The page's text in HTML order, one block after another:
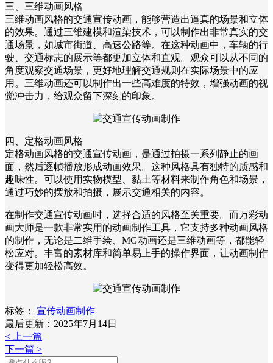
三、三维动画风格
三维动画风格的交通宣传动画，能够营造出逼真的场景和立体
的效果。通过三维建模和渲染技术，可以制作出非常真实的交
通场景，如城市街道、高速公路等。在这种动画中，车辆的行
驶、交通标志的展示等都更加立体和直观。观众可以从不同的
角度观察交通场景，更好地理解交通规则在实际场景中的应
用。三维动画还可以制作出一些高难度的特效，增强动画的视
觉冲击力，给观众留下深刻的印象。
四、定格动画风格
定格动画风格的交通宣传动画，是通过拍摄一系列静止的画
面，然后逐帧播放形成动画效果。这种风格具有独特的质感和
趣味性。可以使用实物模型、黏土等材料来制作角色和场景，
通过巧妙的摆放和拍摄，展示交通相关的内容。
在制作交通宣传动画时，选择合适的风格至关重要。而万彩动
画大师是一款非常实用的动画制作工具，它支持多种动画风格
的制作，无论是二维手绘、MG动画还是三维动画等，都能轻
松应对。丰富的素材库和简单易上手的操作界面，让动画制作
变得更加轻松高效。
标签：
宣传动画制作
最后更新：2025年7月14日
< 上一篇
下一篇 >